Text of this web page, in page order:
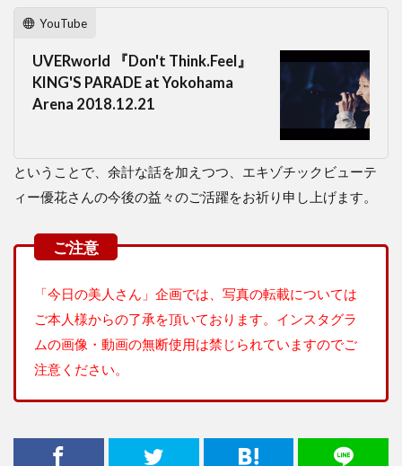
YouTube
UVERworld 『Don't Think.Feel』
KING'S PARADE at Yokohama
Arena 2018.12.21
ということで、余計な話を加えつつ、エキゾチックビューテ
ィー優花さんの今後の益々のご活躍をお祈り申し上げます。
「今日の美人さん」企画では、写真の転載については
ご本人様からの了承を頂いております。インスタグラ
ムの画像・動画の無断使用は禁じられていますのでご
注意ください。